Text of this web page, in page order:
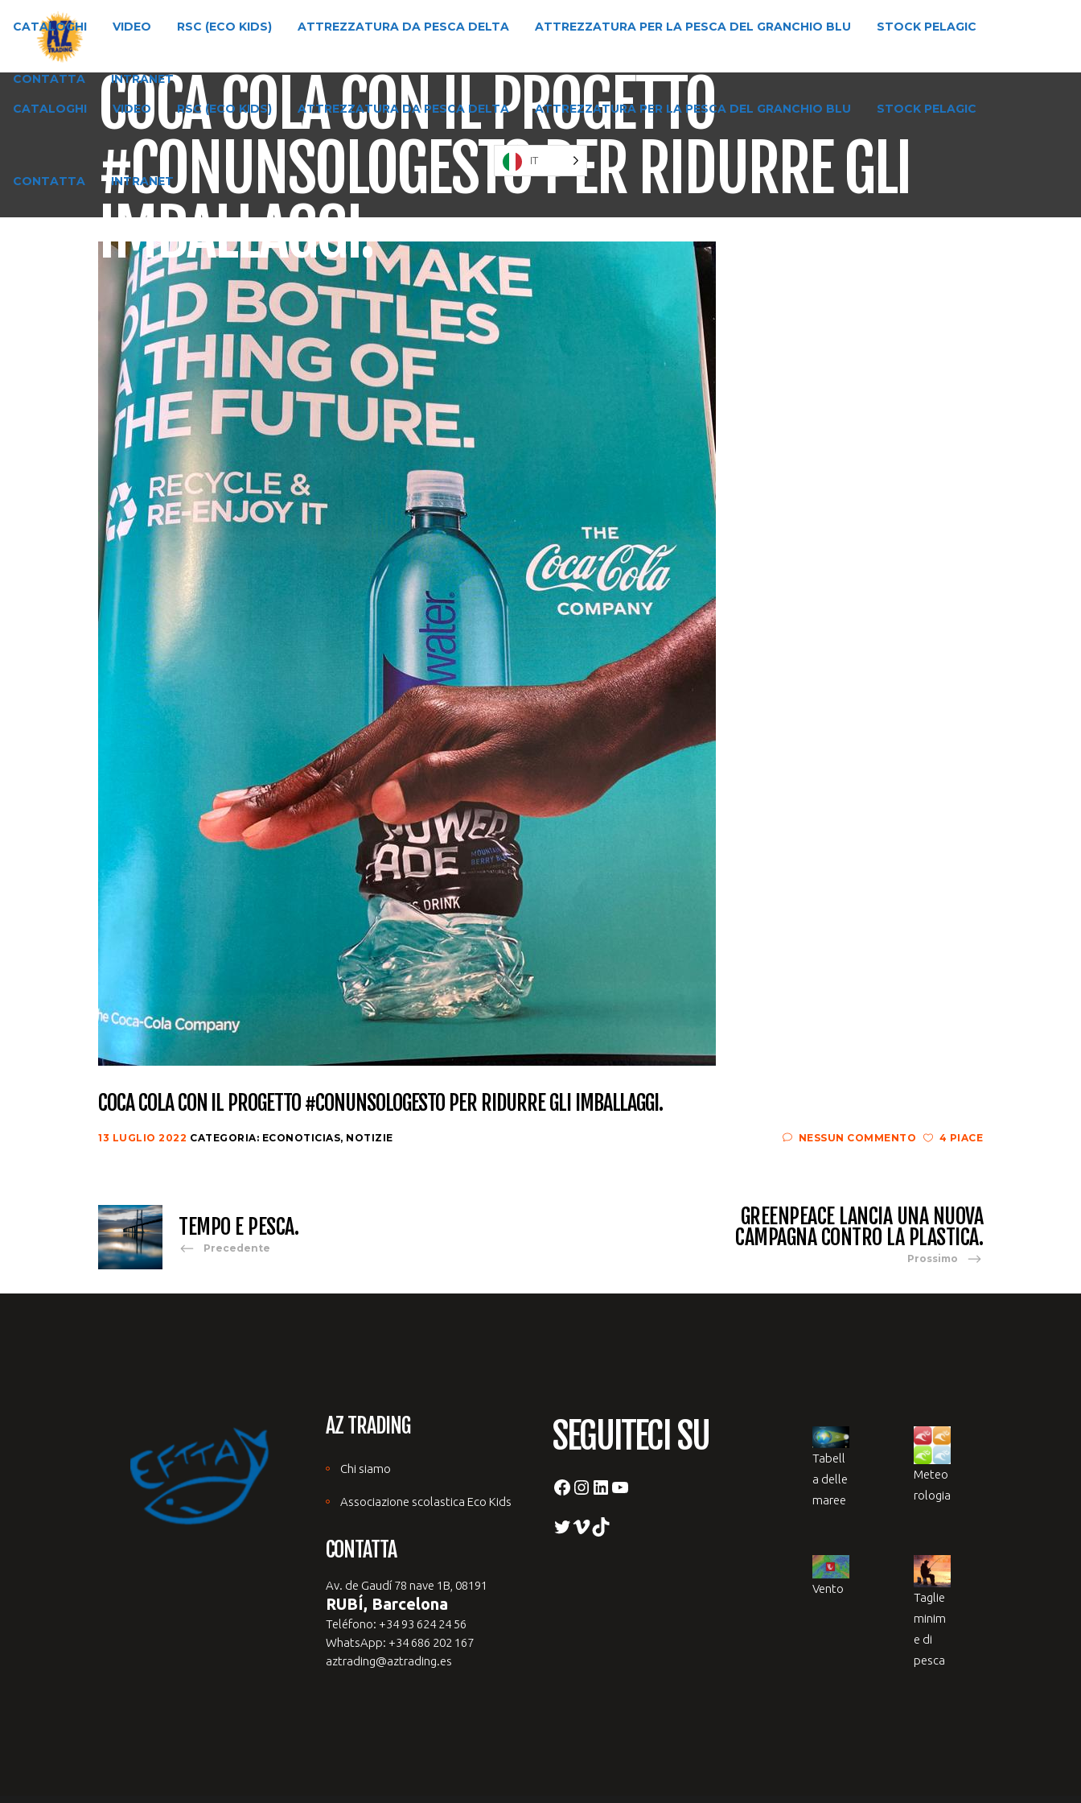
CATALOGHI VIDEO RSC (ECO KIDS) ATTREZZATURA DA PESCA DELTA ATTREZZATURA PER LA PESCA DEL GRANCHIO BLU STOCK PELAGIC
CONTATTA INTRANET
IT
CATALOGHI VIDEO RSC (ECO KIDS) ATTREZZATURA DA PESCA DELTA ATTREZZATURA PER LA PESCA DEL GRANCHIO BLU STOCK PELAGIC
CONTATTA INTRANET
COCA COLA CON IL PROGETTO
#CONUNSOLOGESTO PER RIDURRE GLI
IMBALLAGGI.
COCA COLA CON IL PROGETTO #CONUNSOLOGESTO PER RIDURRE GLI IMBALLAGGI.
13 LUGLIO 2022 CATEGORIA: ECONOTICIAS, NOTIZIE NESSUN COMMENTO 4 PIACE
TEMPO E PESCA.
Precedente
GREENPEACE LANCIA UNA NUOVA
CAMPAGNA CONTRO LA PLASTICA.
Prossimo
AZ TRADING
Chi siamo
Associazione scolastica Eco Kids
CONTATTA
Av. de Gaudí 78 nave 1B, 08191
RUBÍ, Barcelona
Teléfono: +34 93 624 24 56
WhatsApp: +34 686 202 167
aztrading@aztrading.es
SEGUITECI SU
Facebook
Instagram
LinkedIn
YouTube
Twitter
VimeoTikTok
Tabell
a delle
maree
Meteo
rologia
Vento
Taglie
minim
e di
pesca